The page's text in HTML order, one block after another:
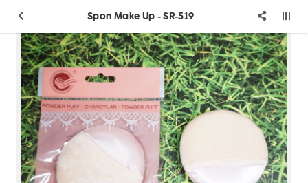
Spon Make Up - SR-519